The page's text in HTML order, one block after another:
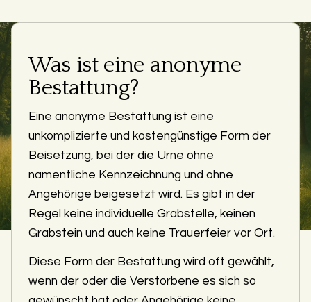
Was ist eine anonyme
Bestattung?
Eine anonyme Bestattung ist eine
unkomplizierte und kostengünstige Form der
Beisetzung, bei der die Urne ohne
namentliche Kennzeichnung und ohne
Angehörige beigesetzt wird. Es gibt in der
Regel keine individuelle Grabstelle, keinen
Grabstein und auch keine Trauerfeier vor Ort.
Diese Form der Bestattung wird oft gewählt,
wenn der oder die Verstorbene es sich so